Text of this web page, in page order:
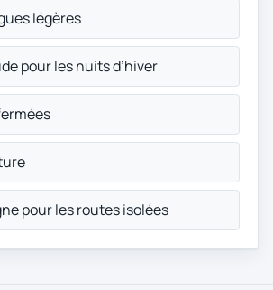
légères
pour les nuits d’hiver
pour les routes isolées